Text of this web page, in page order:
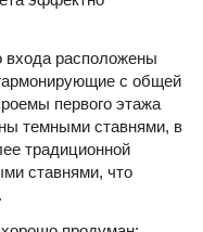
входа расположены
с общей
первого этажа
темными ставнями, в
традиционной
ставнями, что